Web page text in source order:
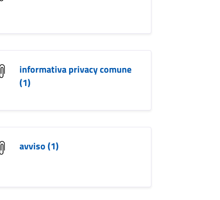
informativa privacy comune
(1)
avviso (1)